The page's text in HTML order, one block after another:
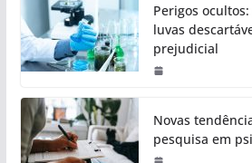
Perigos
luvas
prejudicial
Novas
pesquisa em